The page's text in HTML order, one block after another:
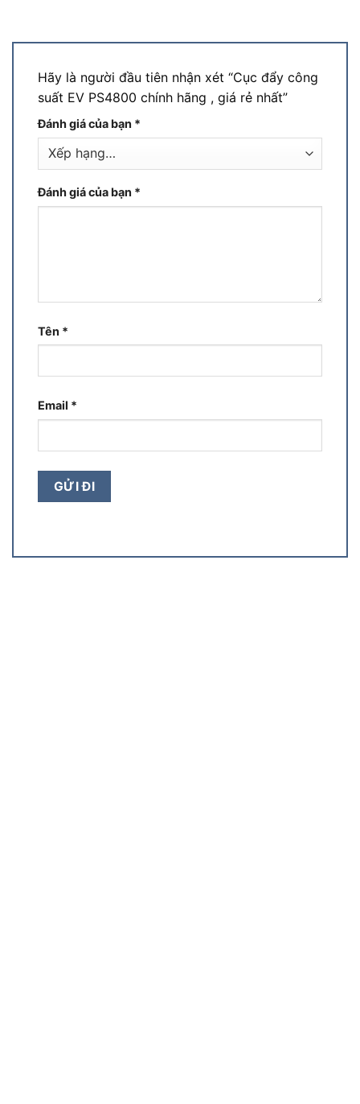
Hãy là người đầu tiên nhận xét “Cục đẩy công
suất EV PS4800 chính hãng , giá rẻ nhất”
Đánh giá của bạn *
Đánh giá của bạn *
Tên *
Email *